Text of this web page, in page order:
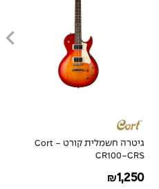
גיטרה חשמלית קורט - Cort
CR100-CRS
₪1,250